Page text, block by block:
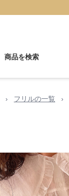
商品を検索
› フリルの一覧 ›